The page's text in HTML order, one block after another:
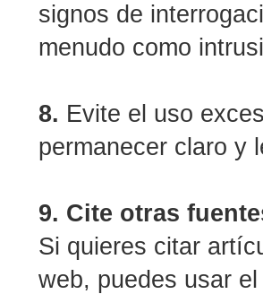
signos de
menudo como
8. Evite el uso
permanecer claro y
9. Cite otras
Si quieres citar
web, puedes usar